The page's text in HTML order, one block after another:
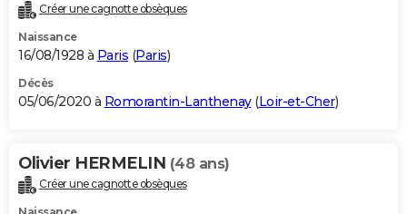
Créer une cagnotte obsèques
Naissance
16/08/1928 à Paris (Paris)
Décès
05/06/2020 à Romorantin-Lanthenay(Loir-et-Cher)
Olivier HERMELIN (48 ans)
Créer une cagnotte obsèques